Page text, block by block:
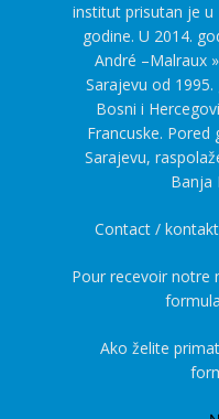
institut prisutan je u
godine. U 2014.
André –Malraux
Sarajevu od
Bosni i
Francuske.
Sarajevu,
Banja
Contact /
Pour recevoir notre
Ako želite